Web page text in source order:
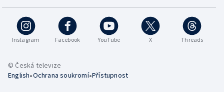
Instagram Facebook YouTube X Threads
© Česká televize
English•Ochrana soukromí•Přístupnost